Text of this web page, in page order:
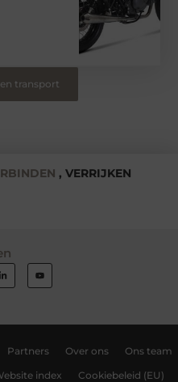
transport
, VERRIJKEN
Partners Over ons Ons team
index Cookiebeleid (EU)